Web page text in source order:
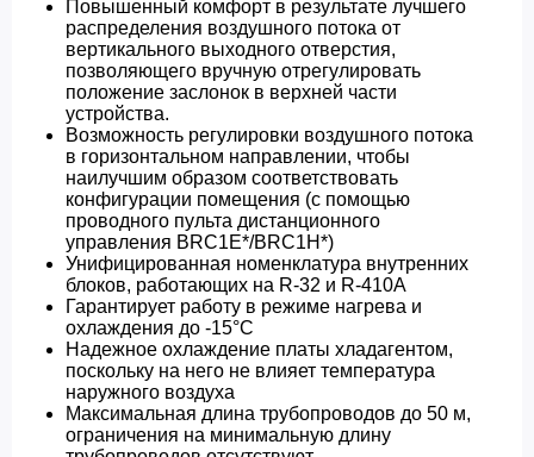
Повышенный комфорт в результате лучшего
распределения воздушного потока от
вертикального выходного отверстия,
позволяющего вручную отрегулировать
положение заслонок в верхней части
устройства.
Возможность регулировки воздушного потока
в горизонтальном направлении, чтобы
наилучшим образом соответствовать
конфигурации помещения (с помощью
проводного пульта дистанционного
управления BRC1E*/BRC1H*)
Унифицированная номенклатура внутренних
блоков, работающих на R-32 и R-410A
Гарантирует работу в режиме нагрева и
охлаждения до -15°C
Надежное охлаждение платы хладагентом,
поскольку на него не влияет температура
наружного воздуха
Максимальная длина трубопроводов до 50 м,
ограничения на минимальную длину